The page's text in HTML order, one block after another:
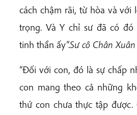
cách chậm rãi, từ hòa và với
trọng. Và Y chỉ sư đã có
tinh thần ấy”.Sư cô Chân
“Đối với con, đó là sự chấp
con mang theo cả những
thứ con chưa thực tập